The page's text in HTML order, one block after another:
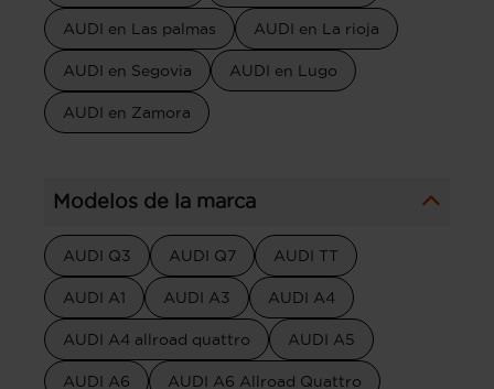
AUDI en Las palmas AUDI en La rioja
AUDI en Segovia AUDI en Lugo
AUDI en Zamora
Modelos de la marca
AUDI Q3 AUDI Q7 AUDI TT
AUDI A1 AUDI A3 AUDI A4
AUDI A4 allroad quattro AUDI A5
AUDI A6 AUDI A6 Allroad Quattro